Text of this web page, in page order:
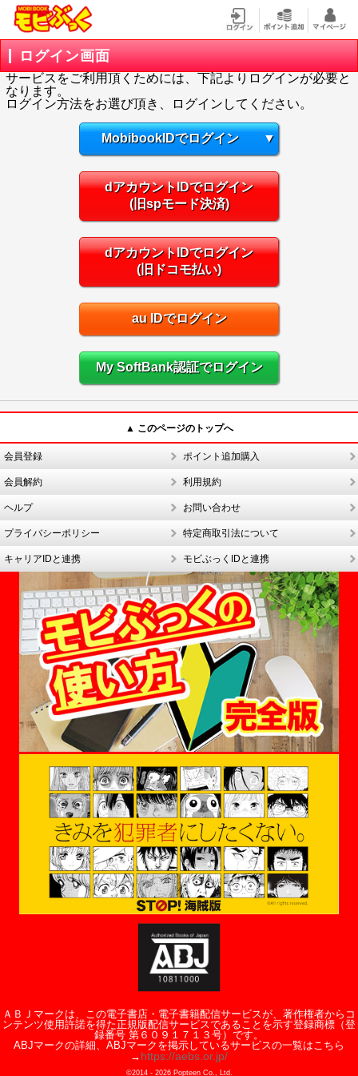
ログイン画面
サービスをご利用頂くためには、下記よりログインが必要と
なります。
ログイン方法をお選び頂き、ログインしてください。
MobibookIDでログイン ▼
dアカウントIDでログイン
(旧spモード決済)
dアカウントIDでログイン
(旧ドコモ払い)
au IDでログイン
My SoftBank認証でログイン
▲ このページのトップへ
会員登録 ポイント追加購入
会員解約 利用規約
ヘルプ お問い合わせ
プライバシーポリシー 特定商取引法について
キャリアIDと連携 モビぶっくIDと連携
ＡＢＪマークは、この電子書店・電子書籍配信サービスが、著作権者からコ
ンテンツ使用許諾を得た正規版配信サービスであることを示す登録商標（登
録番号 第６０９１７１３号）です。
ABJマークの詳細、ABJマークを掲示しているサービスの一覧はこちら
→ https://aebs.or.jp/
©2014 - 2026Popteen Co., Ltd.